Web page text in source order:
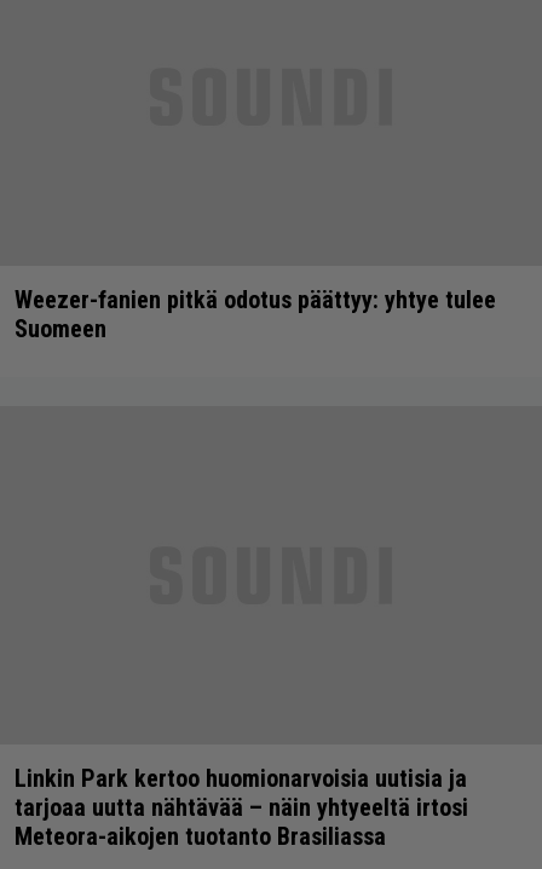
Weezer-fanien pitkä odotus päättyy: yhtye tulee
Suomeen
Linkin Park kertoo huomionarvoisia uutisia ja
tarjoaa uutta nähtävää – näin yhtyeeltä irtosi
Meteora-aikojen tuotanto Brasiliassa